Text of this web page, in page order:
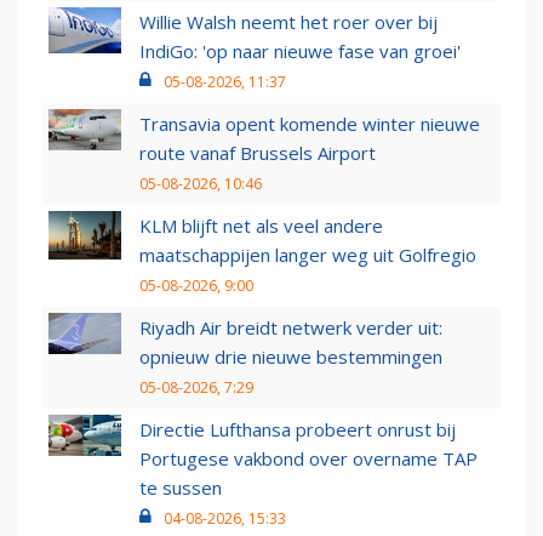
Willie Walsh neemt het roer over bij
IndiGo: 'op naar nieuwe fase van groei'
05-08-2026, 11:37
Transavia opent komende winter nieuwe
route vanaf Brussels Airport
05-08-2026, 10:46
KLM blijft net als veel andere
maatschappijen langer weg uit Golfregio
05-08-2026, 9:00
Riyadh Air breidt netwerk verder uit:
opnieuw drie nieuwe bestemmingen
05-08-2026, 7:29
Directie Lufthansa probeert onrust bij
Portugese vakbond over overname TAP
te sussen
04-08-2026, 15:33